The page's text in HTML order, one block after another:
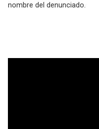
nombre del denunciado.